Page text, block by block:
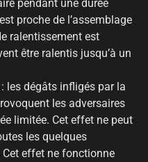
pendant une durée
proche de l’assemblage
ralentissement est
être ralentis jusqu’à un
: les dégâts infligés par la
les adversaires
limitée. Cet effet ne peut
les quelques
effet ne fonctionne